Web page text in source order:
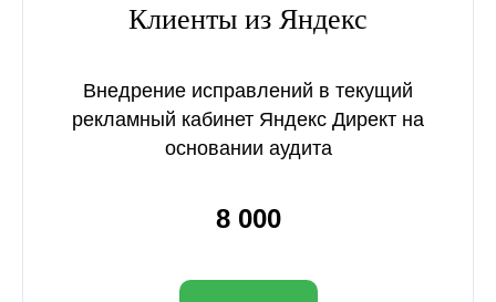
Клиенты из Яндекс
Внедрение исправлений в текущий
рекламный кабинет Яндекс Директ на
основании аудита
8 000